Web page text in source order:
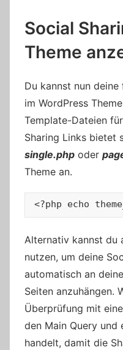
Social
Theme
Du kannst nun
im WordPress
Template-Dateien
Sharing Links bietet
single.php oder
Theme an.
<?php echo
Alternativ kannst du
nutzen, um deine
automatisch an
Seiten anzuhängen.
Überprüfung mit
den Main Query und
handelt, damit die